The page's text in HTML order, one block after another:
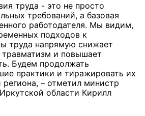
труда - это не просто
требований, а базовая
работодателя. Мы видим,
подходов к
труда напрямую снижает
и повышает
Будем продолжать
практики и тиражировать их
региона, – отметил министр
области Кирилл